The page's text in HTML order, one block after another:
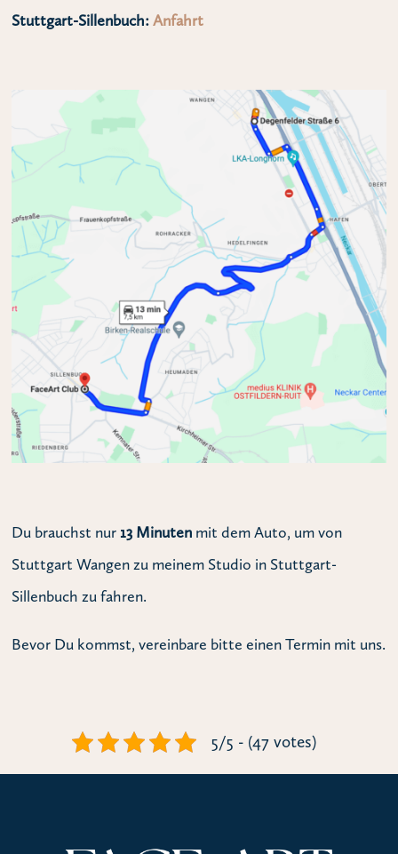
Stuttgart-Sillenbuch:Anfahrt
Du brauchst nur 13 Minuten mit dem Auto, um von
Stuttgart Wangen zu meinem Studio in Stuttgart-
Sillenbuch zu fahren.
Bevor Du kommst, vereinbare bitte einen Termin mit uns.
5/5 - (47 votes)